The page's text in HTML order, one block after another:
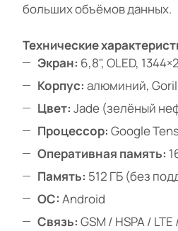
больших объёмов данных.
Технические
Экран: 6,8", OLED,
Корпус: алюминий,
Цвет: Jade (зелёный
Процессор: Google
Оперативная память:
Память: 512 ГБ (без
ОС: Android
Связь: GSM / HSPA /